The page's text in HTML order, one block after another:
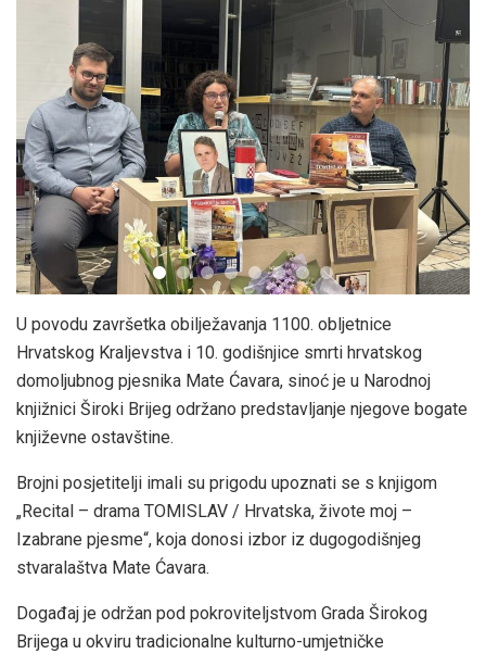
U povodu završetka obilježavanja 1100. obljetnice
Hrvatskog Kraljevstva i 10. godišnjice smrti hrvatskog
domoljubnog pjesnika Mate Ćavara, sinoć je u Narodnoj
knjižnici Široki Brijeg održano predstavljanje njegove bogate
književne ostavštine.
Brojni posjetitelji imali su prigodu upoznati se s knjigom
„Recital – drama TOMISLAV / Hrvatska, živote moj –
Izabrane pjesme“, koja donosi izbor iz dugogodišnjeg
stvaralaštva Mate Ćavara.
Događaj je održan pod pokroviteljstvom Grada Širokog
Brijega u okviru tradicionalne kulturno-umjetničke